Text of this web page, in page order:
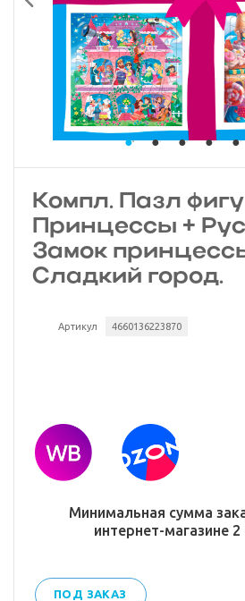
Компл. Пазл
Принцессы +
Замок
Сладкий город.
Артикул 4660136223870
Минимальная сумма
интернет-магазине 2
ПОД ЗАКАЗ